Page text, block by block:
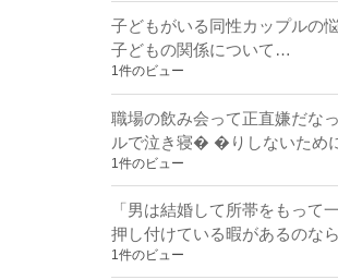
子どもがいる同性カップルの
子どもの関係について…
1件のビュー
職場の飲み会って正直嫌だな
ルで泣き寝� �りしないため
1件のビュー
「男は結婚して所帯をもって
押し付けている暇があるのな
1件のビュー